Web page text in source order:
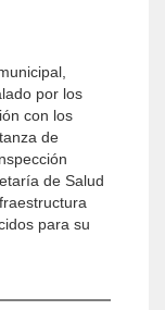
por los
con los
de
de Salud
para su